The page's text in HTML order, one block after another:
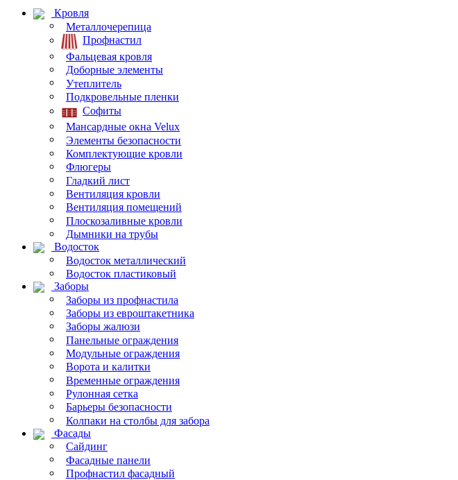
Кровля
Металлочерепица
Профнастил
Фальцевая кровля
Доборные элементы
Утеплитель
Подкровельные пленки
Софиты
Мансардные окна Velux
Элементы безопасности
Комплектующие кровли
Флюгеры
Гладкий лист
Вентиляция кровли
Вентиляция помещений
Плоскозаливные кровли
Дымники на трубы
Водосток
Водосток металлический
Водосток пластиковый
Заборы
Заборы из профнастила
Заборы из евроштакетника
Заборы жалюзи
Панельные ограждения
Модульные ограждения
Ворота и калитки
Временные ограждения
Рулонная сетка
Барьеры безопасности
Колпаки на столбы для забора
Фасады
Сайдинг
Фасадные панели
Профнастил фасадный